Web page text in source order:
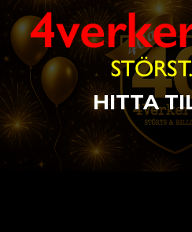
Hoppa
innehåll
HITTA